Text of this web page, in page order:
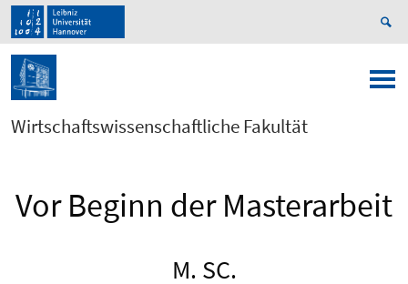
Wirtschaftswissenschaftliche Fakultät
Vor Beginn der Masterarbeit
M. SC.